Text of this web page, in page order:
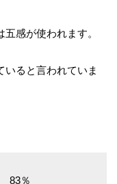
感が使われます。
いると言われていま
83％